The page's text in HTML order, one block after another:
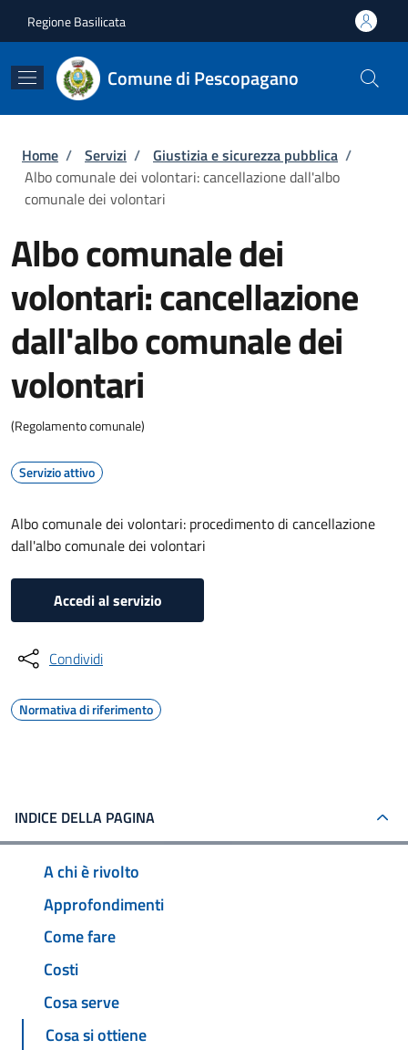
Regione Basilicata
Comune di Pescopagano
Briciole di pane
Home / Servizi / Giustizia e sicurezza pubblica /
Albo comunale dei volontari: cancellazione dall'albo
comunale dei volontari
Albo comunale dei
volontari: cancellazione
dall'albo comunale dei
volontari
(Regolamento comunale)
Servizio attivo
Albo comunale dei volontari: procedimento di cancellazione
dall'albo comunale dei volontari
Accedi al servizio
Condividi
Normativa di riferimento
INDICE DELLA PAGINA
A chi è rivolto
Approfondimenti
Come fare
Costi
Cosa serve
Cosa si ottiene